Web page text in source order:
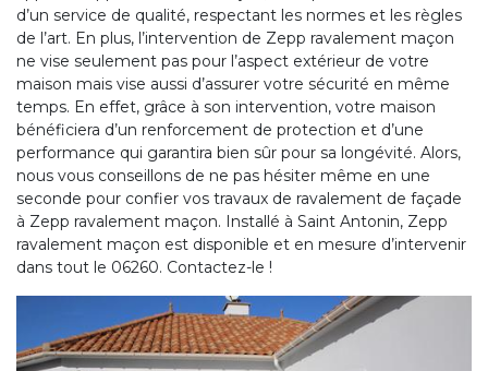
d’un service de qualité, respectant les normes et les règles
de l’art. En plus, l’intervention de Zepp ravalement maçon
ne vise seulement pas pour l’aspect extérieur de votre
maison mais vise aussi d’assurer votre sécurité en même
temps. En effet, grâce à son intervention, votre maison
bénéficiera d’un renforcement de protection et d’une
performance qui garantira bien sûr pour sa longévité. Alors,
nous vous conseillons de ne pas hésiter même en une
seconde pour confier vos travaux de ravalement de façade
à Zepp ravalement maçon. Installé à Saint Antonin, Zepp
ravalement maçon est disponible et en mesure d’intervenir
dans tout le 06260. Contactez-le !